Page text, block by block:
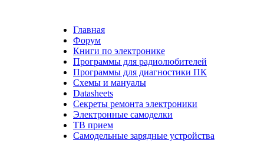
Главная
Форум
Книги по электронике
Программы для радиолюбителей
Программы для диагностики ПК
Схемы и мануалы
Datasheets
Секреты ремонта электроники
Электронные самоделки
ТВ прием
Самодельные зарядные устройства